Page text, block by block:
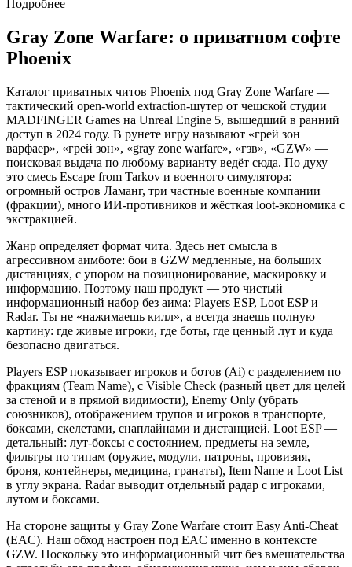
Подробнее
Gray Zone Warfare: о приватном софте
Phoenix
Каталог приватных читов Phoenix под Gray Zone Warfare —
тактический open-world extraction-шутер от чешской студии
MADFINGER Games на Unreal Engine 5, вышедший в ранний
доступ в 2024 году. В рунете игру называют «грей зон
варфаер», «грей зон», «gray zone warfare», «гзв», «GZW» —
поисковая выдача по любому варианту ведёт сюда. По духу
это смесь Escape from Tarkov и военного симулятора:
огромный остров Ламанг, три частные военные компании
(фракции), много ИИ-противников и жёсткая loot-экономика с
экстракцией.
Жанр определяет формат чита. Здесь нет смысла в
агрессивном аимботе: бои в GZW медленные, на больших
дистанциях, с упором на позиционирование, маскировку и
информацию. Поэтому наш продукт — это чистый
информационный набор без аима: Players ESP, Loot ESP и
Radar. Ты не «нажимаешь килл», а всегда знаешь полную
картину: где живые игроки, где боты, где ценный лут и куда
безопасно двигаться.
Players ESP показывает игроков и ботов (Ai) с разделением по
фракциям (Team Name), с Visible Check (разный цвет для целей
за стеной и в прямой видимости), Enemy Only (убрать
союзников), отображением трупов и игроков в транспорте,
боксами, скелетами, снаплайнами и дистанцией. Loot ESP —
детальный: лут-боксы с состоянием, предметы на земле,
фильтры по типам (оружие, модули, патроны, провизия,
броня, контейнеры, медицина, гранаты), Item Name и Loot List
в углу экрана. Radar выводит отдельный радар с игроками,
лутом и боксами.
На стороне защиты у Gray Zone Warfare стоит Easy Anti-Cheat
(EAC). Наш обход настроен под EAC именно в контексте
GZW. Поскольку это информационный чит без вмешательства